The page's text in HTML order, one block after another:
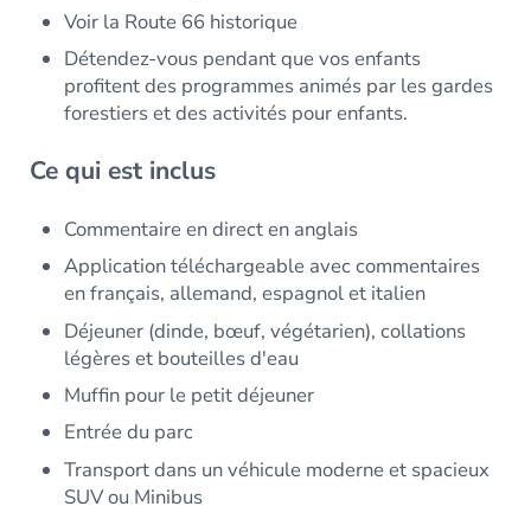
Voir la Route 66 historique
Détendez-vous pendant que vos enfants
profitent des programmes animés par les gardes
forestiers et des activités pour enfants.
Ce qui est inclus
Commentaire en direct en anglais
Application téléchargeable avec commentaires
en français, allemand, espagnol et italien
Déjeuner (dinde, bœuf, végétarien), collations
légères et bouteilles d'eau
Muffin pour le petit déjeuner
Entrée du parc
Transport dans un véhicule moderne et spacieux
SUV ou Minibus